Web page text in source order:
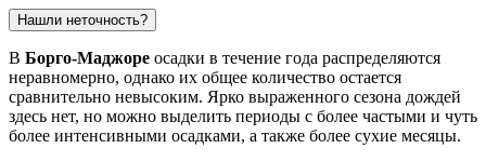
Нашли неточность?
В Борго-Маджоре осадки в течение года распределяются
неравномерно, однако их общее количество остается
сравнительно невысоким. Ярко выраженного сезона дождей
здесь нет, но можно выделить периоды с более частыми и чуть
более интенсивными осадками, а также более сухие месяцы.